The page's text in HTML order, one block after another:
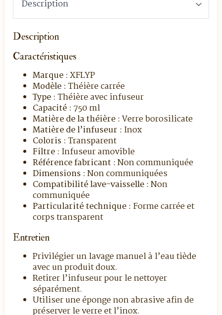
ml
infuseur
Description
Caractéristiques
Marque :XFLYP
Modèle :Théière carrée
Type :Théière avec infuseur
Capacité : 750 ml
Matière de la théière :Verre borosilicate
Matière de l’infuseur : Inox
Coloris :Transparent
Filtre : Infuseur amovible
Référence fabricant :Non communiquée
Dimensions :Non communiquées
Compatibilité lave-vaisselle :Non
communiquée
Particularité technique : Forme carrée et
corps transparent
Entretien
Privilégier un lavage manuel à l’eau tiède
avec un produit doux.
Retirer l’infuseur pour le nettoyer
séparément.
Utiliser une éponge non abrasive afin de
préserver le verre et l’inox.